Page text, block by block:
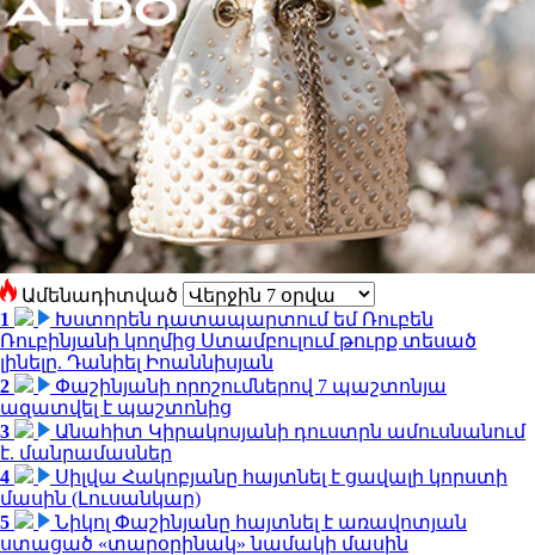
Ամենադիտված
1
Խստորեն դատապարտում եմ Ռուբեն
Ռուբինյանի կողմից Ստամբուլում թուրք տեսած
լինելը. Դանիել Իոաննիսյան
2
Փաշինյանի որոշումներով 7 պաշտոնյա
ազատվել է պաշտոնից
3
Անահիտ Կիրակոսյանի դուստրն ամուսնանում
է. մանրամասներ
4
Սիլվա Հակոբյանը հայտնել է ցավալի կորստի
մասին (Լուսանկար)
5
Նիկոլ Փաշինյանը հայտնել է առավոտյան
ստացած «տարօրինակ» նամակի մասին